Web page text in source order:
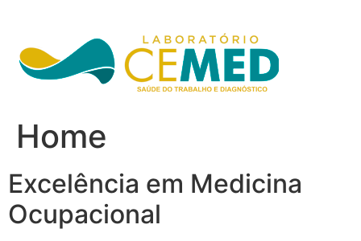
conteúdo
Home
Excelência em Medicina
Ocupacional